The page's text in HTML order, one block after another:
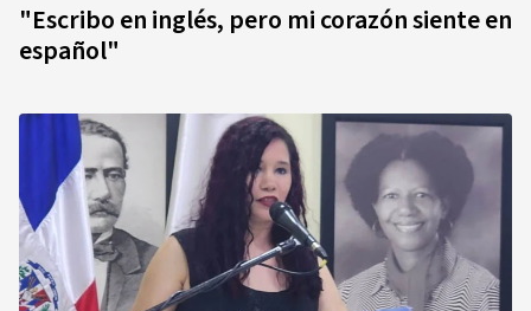
"Escribo en inglés, pero mi corazón siente en
español"